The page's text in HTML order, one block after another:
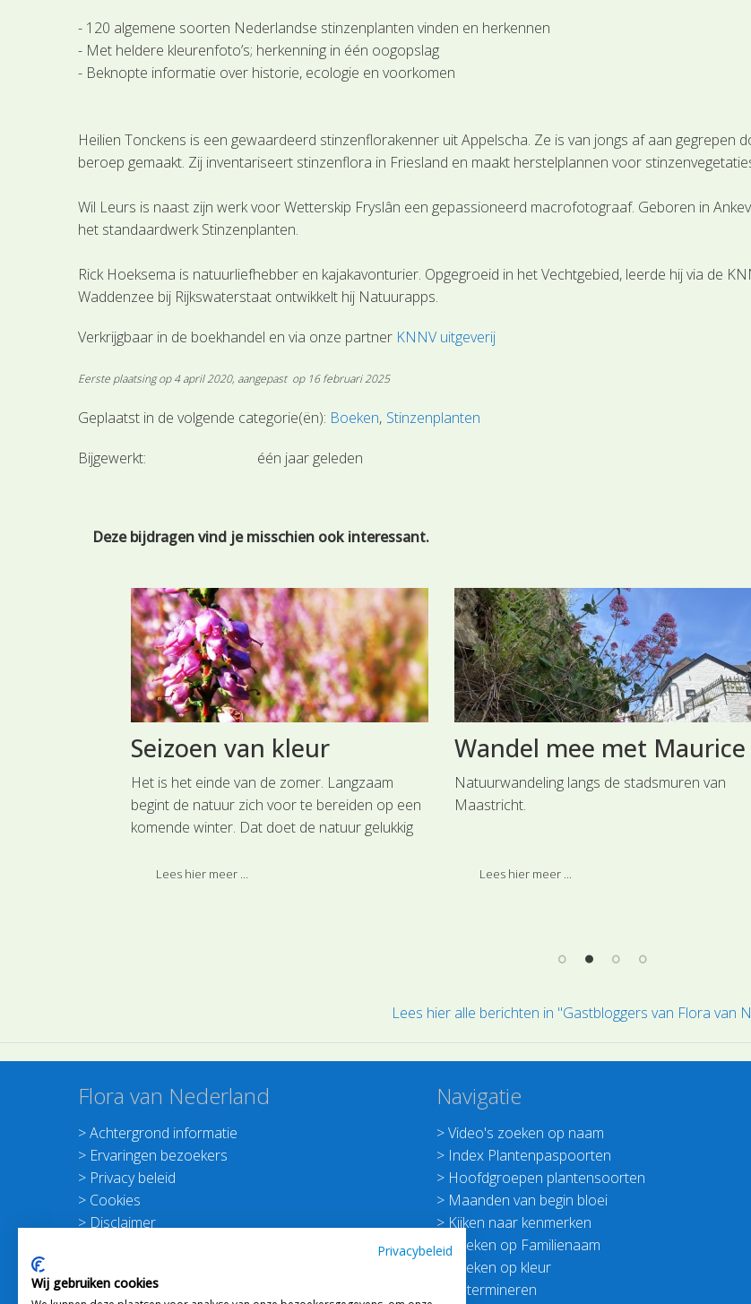
- 120 algemene soorten Nederlandse stinzenplanten vinden en herkennen
- Met heldere kleurenfoto’s; herkenning in één oogopslag
- Beknopte informatie over historie, ecologie en voorkomen
Heilien Tonckens is een gewaardeerd stinzenflorakenner uit Appelscha. Ze is van jongs af aan
beroep gemaakt. Zij inventariseert stinzenflora in Friesland en maakt herstelplannen voor
Wil Leurs is naast zijn werk voor Wetterskip Fryslân een gepassioneerd macrofotograaf. Geboren in
het standaardwerk Stinzenplanten.
Rick Hoeksema is natuurliefhebber en kajakavonturier. Opgegroeid in het Vechtgebied, leerde hij via de
Waddenzee bij Rijkswaterstaat ontwikkelt hij Natuurapps.
Verkrijgbaar in de boekhandel en via onze partner KNNV uitgeverij
Eerste plaatsing op 4 april 2020, aangepast op 16 februari 2025
Geplaatst in de volgende categorie(ën): Boeken Stinzenplanten
Bijgewerkt: één jaar geleden
Deze bijdragen vind je misschien ook interessant.
Seizoen van kleur
Het is het einde van de zomer. Langzaam
begint de natuur zich voor te bereiden op een
komende winter. Dat doet de natuur gelukkig
Lees hier meer ...
Wandel mee met Maurice
Natuurwandeling langs de stadsmuren van
Maastricht.
Lees hier meer ...
Lees hier alle berichten in "Gastbloggers van Flora van
Flora van Nederland
>Achtergrond informatie
> Ervaringen bezoekers
> Privacy beleid
> Cookies
> Disclaimer
>Schrijf je in voor de Nieuwsbrief
Navigatie
>Video's zoeken op naam
> Index Plantenpaspoorten
> Hoofdgroepen plantensoorten
> Maanden van begin bloei
> Kijken naar kenmerken
>Zoeken op Familienaam
Zoeken op kleur
Determineren
Privacybeleid
Wij gebruiken cookies